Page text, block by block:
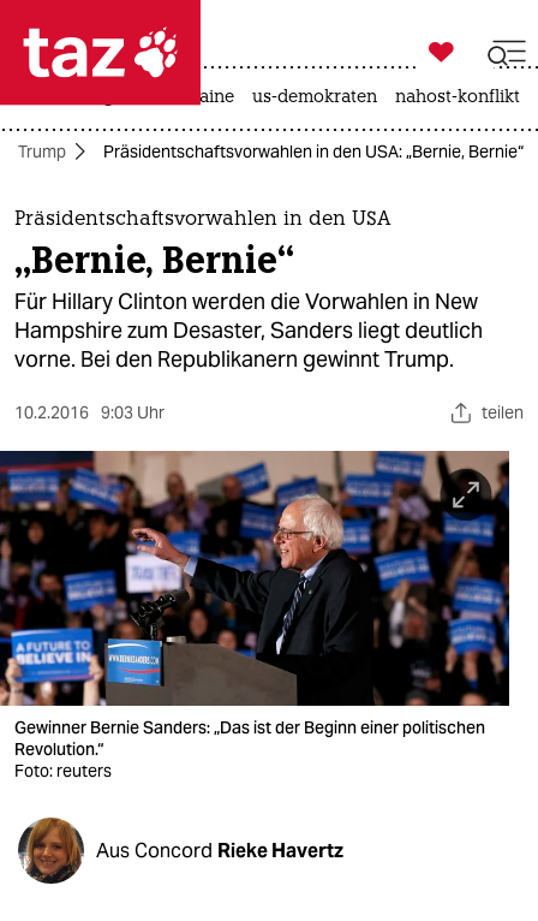
 taz zahl ich
taz zahl ich
themen
politik
öko
sport
berlin
nord
wahrheit
verlag
verlag
shop
fragen & hilfe

taz zahl ich
krieg in der ukraine us-demokraten nahost-konflikt
Trump Präsidentschaftsvorwahlen in den USA: „Bernie, Bernie“
Präsidentschaftsvorwahlen in den USA
„Bernie, Bernie“
Für Hillary Clinton werden die Vorwahlen in New
Hampshire zum Desaster, Sanders liegt deutlich
vorne. Bei den Republikanern gewinnt Trump.
10.2.2016 9:03 Uhr teilen
Gewinner Bernie Sanders: „Das ist der Beginn einer politischen
Revolution.“
Foto: reuters
Aus Concord Rieke Havertz